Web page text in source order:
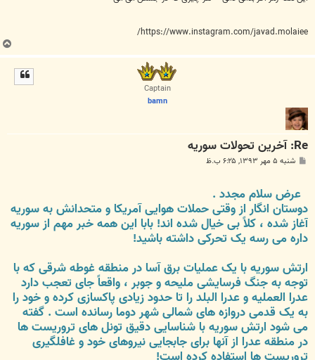
https://www.instagram.com/javad.molaiee/
ب
ا
Captain
bamn
Re: آخرين تحولات سوريه
پ شنبه ۵ مهر ۱۳۹۳, ۶:۲۵ ب.ظ
عرض سلام مجدد .
دوستان انگار از وقتی حملات هوایی آمریکا و متحدانش به سوریه
آغاز شده ، کلاً بی خیال شده اند! بابا این همه خبر مهم از سوریه
داره می رسه یک تحرکی داشته باشید!
ارتش سوریه با یک عملیات برق آسا در منطقه غوطه شرقی که با
توجه به جنگ فرسایشی ملیحه و جوبر ، واقعاً جای تعجب دارد
عدرا العملیه و عدرا البلد را تا حدود زیادی پاکسازی کرده و خود را
به یک قدمی دروازه های شمالی شهر دوما رسانده است . گفته
می شود ارتش سوریه با شناسایی دقیق تونل های تروریست ها
در منطقه عدرا از آنها برای جابجایی نیروهای خود و غافلگیری